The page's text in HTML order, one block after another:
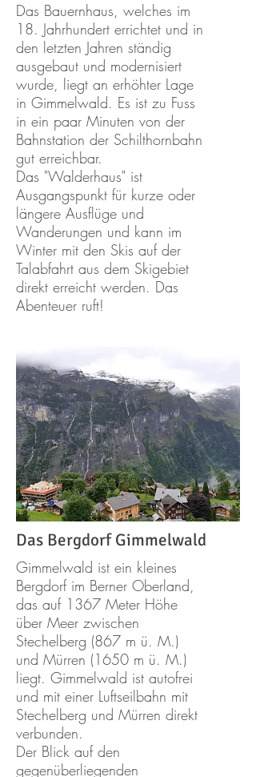
Das Bauernhaus, welches im
18. Jahrhundert errichtet und in
den letzten Jahren ständig
ausgebaut und modernisiert
wurde, liegt an erhöhter Lage
in Gimmelwald. Es ist zu Fuss
in ein paar Minuten von der
Bahnstation der Schilthornbahn
gut erreichbar.
Das "Walderhaus" ist
Ausgangspunkt für kurze oder
längere Ausflüge und
Wanderungen und kann im
Winter mit den Skis auf der
Talabfahrt aus dem Skigebiet
direkt erreicht werden. Das
Abenteuer ruft!
Das Bergdorf Gimmelwald
Gimmelwald ist ein kleines
Bergdorf im Berner Oberland,
das auf 1367 Meter Höhe
über Meer zwischen
Stechelberg (867 m ü. M.)
und Mürren (1650 m ü. M.)
liegt. Gimmelwald ist autofrei
und mit einer Luftseilbahn mit
Stechelberg und Mürren direkt
verbunden.
Der Blick auf den
gegenüberliegenden